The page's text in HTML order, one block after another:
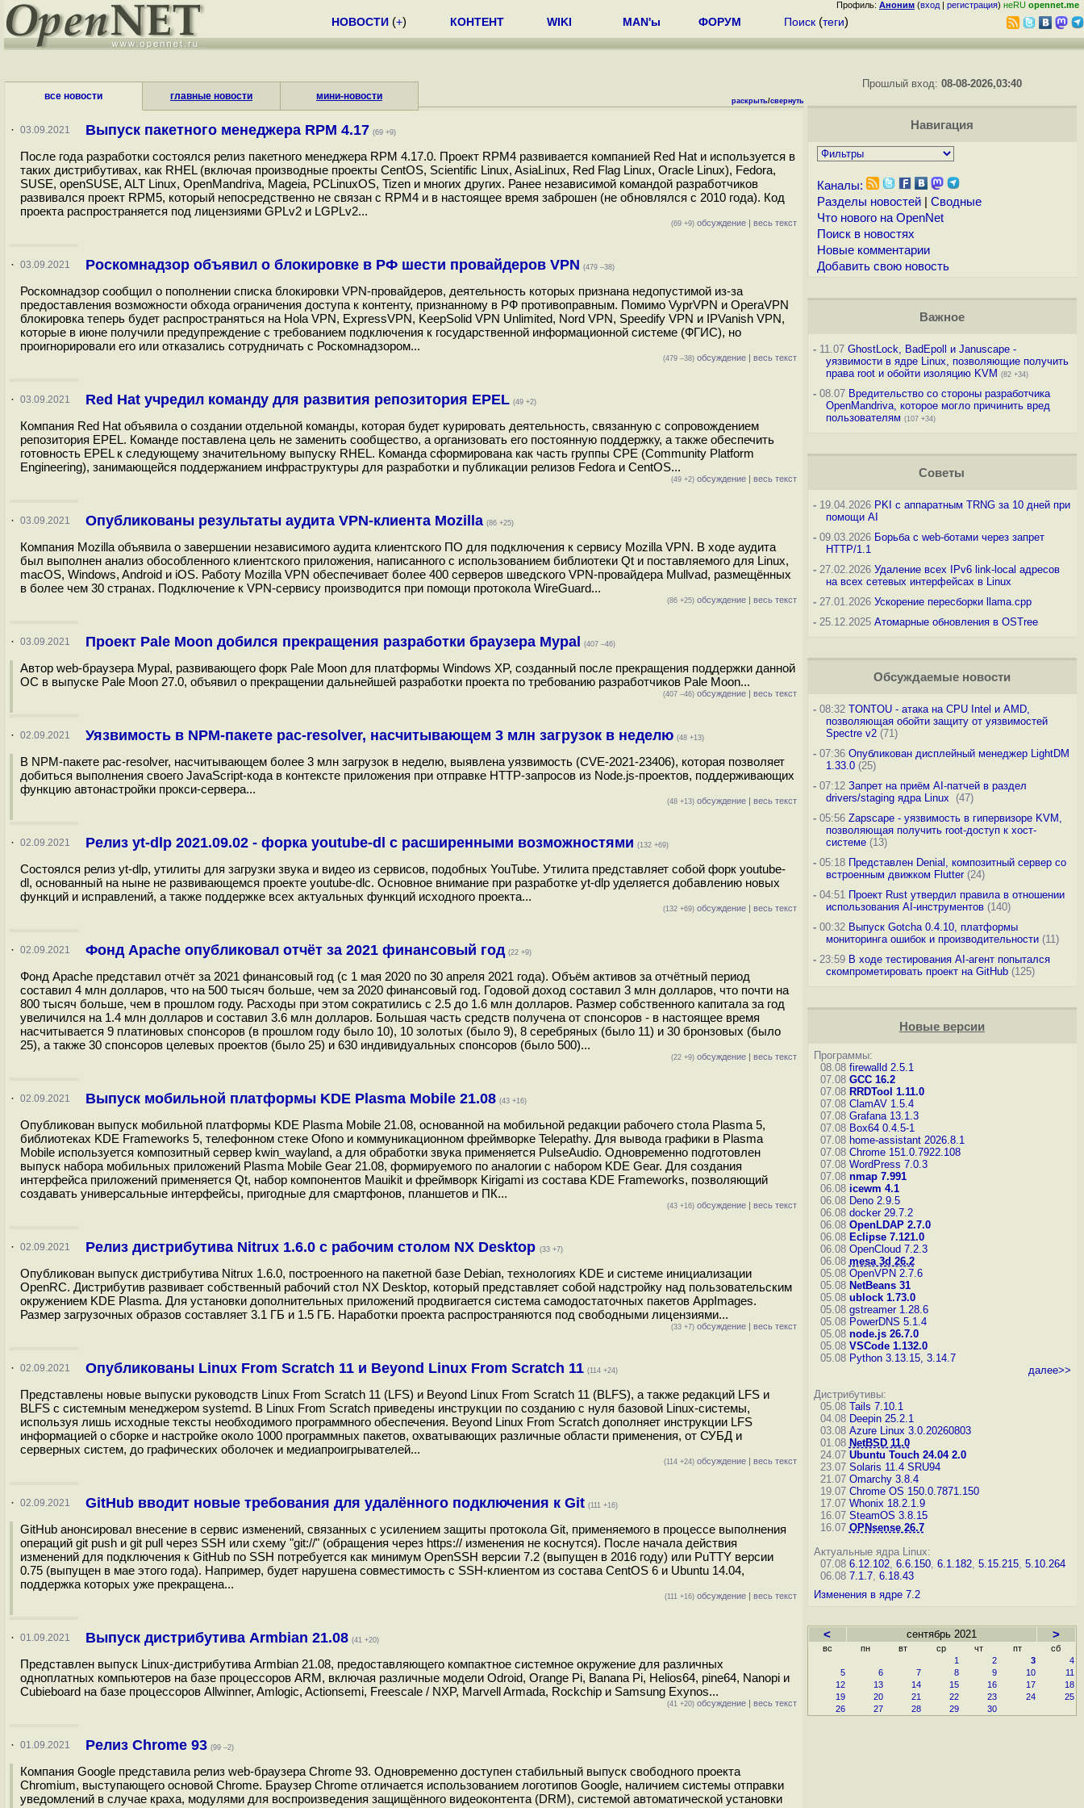
Профиль: Аноним (вход | регистрация) неRU opennet.me
НОВОСТИ (+) КОНТЕНТ WIKI MAN'ы ФОРУМ Поиск (теги)
все новости главные новости мини-новости раскрыть/свернуть
· 03.09.2021 Выпуск пакетного менеджера RPM 4.17 (69 +9)
После года разработки состоялся релиз пакетного менеджера RPM 4.17.0. Проект RPM4 развивается компанией Red Hat и используется в
таких дистрибутивах, как RHEL (включая производные проекты CentOS, Scientific Linux, AsiaLinux, Red Flag Linux, Oracle Linux), Fedora,
SUSE, openSUSE, ALT Linux, OpenMandriva, Mageia, PCLinuxOS, Tizen и многих других. Ранее независимой командой разработчиков
развивался проект RPM5, который непосредственно не связан с RPM4 и в настоящее время заброшен (не обновлялся с 2010 года). Код
проекта распространяется под лицензиями GPLv2 и LGPLv2...
(69 +9) обсуждение | весь текст
· 03.09.2021 Роскомнадзор объявил о блокировке в РФ шести провайдеров VPN (479 –38)
Роскомнадзор сообщил о пополнении списка блокировки VPN-провайдеров, деятельность которых признана недопустимой из-за
предоставления возможности обхода ограничения доступа к контенту, признанному в РФ противоправным. Помимо VyprVPN и OperaVPN
блокировка теперь будет распространяться на Hola VPN, ExpressVPN, KeepSolid VPN Unlimited, Nord VPN, Speedify VPN и IPVanish VPN,
которые в июне получили предупреждение с требованием подключения к государственной информационной системе (ФГИС), но
проигнорировали его или отказались сотрудничать с Роскомнадзором...
(479 –38) обсуждение | весь текст
· 03.09.2021 Red Hat учредил команду для развития репозитория EPEL (49 +2)
Компания Red Hat объявила о создании отдельной команды, которая будет курировать деятельность, связанную с сопровождением
репозитория EPEL. Команде поставлена цель не заменить сообщество, а организовать его постоянную поддержку, а также обеспечить
готовность EPEL к следующему значительному выпуску RHEL. Команда сформирована как часть группы CPE (Community Platform
Engineering), занимающейся поддержанием инфраструктуры для разработки и публикации релизов Fedora и CentOS...
(49 +2) обсуждение | весь текст
· 03.09.2021 Опубликованы результаты аудита VPN-клиента Mozilla (86 +25)
Компания Mozilla объявила о завершении независимого аудита клиентского ПО для подключения к сервису Mozilla VPN. В ходе аудита
был выполнен анализ обособленного клиентского приложения, написанного с использованием библиотеки Qt и поставляемого для Linux,
macOS, Windows, Android и iOS. Работу Mozilla VPN обеспечивает более 400 серверов шведского VPN-провайдера Mullvad, размещённых
в более чем 30 странах. Подключение к VPN-сервису производится при помощи протокола WireGuard...
(86 +25) обсуждение | весь текст
· 03.09.2021 Проект Pale Moon добился прекращения разработки браузера Mypal (407 –46)
Автор web-браузера Mypal, развивающего форк Pale Moon для платформы Windows XP, созданный после прекращения поддержки данной
ОС в выпуске Pale Moon 27.0, объявил о прекращении дальнейшей разработки проекта по требованию разработчиков Pale Moon...
(407 –46) обсуждение | весь текст
· 02.09.2021 Уязвимость в NPM-пакете pac-resolver, насчитывающем 3 млн загрузок в неделю (48 +13)
В NPM-пакете pac-resolver, насчитывающем более 3 млн загрузок в неделю, выявлена уязвимость (CVE-2021-23406), которая позволяет
добиться выполнения своего JavaScript-кода в контексте приложения при отправке HTTP-запросов из Node.js-проектов, поддерживающих
функцию автонастройки прокси-сервера...
(48 +13) обсуждение | весь текст
· 02.09.2021 Релиз yt-dlp 2021.09.02 - форка youtube-dl с расширенными возможностями (132 +69)
Состоялся релиз yt-dlp, утилиты для загрузки звука и видео из сервисов, подобных YouTube. Утилита представляет собой форк youtube-
dl, основанный на ныне не развивающемся проекте youtube-dlc. Основное внимание при разработке yt-dlp уделяется добавлению новых
функций и исправлений, а также поддержке всех актуальных функций исходного проекта...
(132 +69) обсуждение | весь текст
· 02.09.2021 Фонд Apache опубликовал отчёт за 2021 финансовый год (22 +9)
Фонд Apache представил отчёт за 2021 финансовый год (c 1 мая 2020 по 30 апреля 2021 года). Объём активов за отчётный период
составил 4 млн долларов, что на 500 тысяч больше, чем за 2020 финансовый год. Годовой доход составил 3 млн долларов, что почти на
800 тысяч больше, чем в прошлом году. Расходы при этом сократились с 2.5 до 1.6 млн долларов. Размер собственного капитала за год
увеличился на 1.4 млн долларов и составил 3.6 млн долларов. Большая часть средств получена от спонсоров - в настоящее время
насчитывается 9 платиновых спонсоров (в прошлом году было 10), 10 золотых (было 9), 8 серебряных (было 11) и 30 бронзовых (было
25), а также 30 спонсоров целевых проектов (было 25) и 630 индивидуальных спонсоров (было 500)...
(22 +9) обсуждение | весь текст
· 02.09.2021 Выпуск мобильной платформы KDE Plasma Mobile 21.08 (43 +16)
Опубликован выпуск мобильной платформы KDE Plasma Mobile 21.08, основанной на мобильной редакции рабочего стола Plasma 5,
библиотеках KDE Frameworks 5, телефонном стеке Ofono и коммуникационном фреймворке Telepathy. Для вывода графики в Plasma
Mobile используется композитный сервер kwin_wayland, а для обработки звука применяется PulseAudio. Одновременно подготовлен
выпуск набора мобильных приложений Plasma Mobile Gear 21.08, формируемого по аналогии с набором KDE Gear. Для создания
интерфейса приложений применяется Qt, набор компонентов Mauikit и фреймворк Kirigami из состава KDE Frameworks, позволяющий
создавать универсальные интерфейсы, пригодные для смартфонов, планшетов и ПК...
(43 +16) обсуждение | весь текст
· 02.09.2021 Релиз дистрибутива Nitrux 1.6.0 с рабочим столом NX Desktop (33 +7)
Опубликован выпуск дистрибутива Nitrux 1.6.0, построенного на пакетной базе Debian, технологиях KDE и системе инициализации
OpenRC. Дистрибутив развивает собственный рабочий стол NX Desktop, который представляет собой надстройку над пользовательским
окружением KDE Plasma. Для установки дополнительных приложений продвигается система самодостаточных пакетов AppImages.
Размер загрузочных образов составляет 3.1 ГБ и 1.5 ГБ. Наработки проекта распространяются под свободными лицензиями...
(33 +7) обсуждение | весь текст
· 02.09.2021 Опубликованы Linux From Scratch 11 и Beyond Linux From Scratch 11 (114 +24)
Представлены новые выпуски руководств Linux From Scratch 11 (LFS) и Beyond Linux From Scratch 11 (BLFS), а также редакций LFS и
BLFS с системным менеджером systemd. В Linux From Scratch приведены инструкции по созданию с нуля базовой Linux-системы,
используя лишь исходные тексты необходимого программного обеспечения. Beyond Linux From Scratch дополняет инструкции LFS
информацией о сборке и настройке около 1000 программных пакетов, охватывающих различные области применения, от СУБД и
серверных систем, до графических оболочек и медиапроигрывателей...
(114 +24) обсуждение | весь текст
· 02.09.2021 GitHub вводит новые требования для удалённого подключения к Git (111 +16)
GitHub анонсировал внесение в сервис изменений, связанных с усилением защиты протокола Git, применяемого в процессе выполнения
операций git push и git pull через SSH или схему "git://" (обращения через https:// изменения не коснутся). После начала действия
изменений для подключения к GitHub по SSH потребуется как минимум OpenSSH версии 7.2 (выпущен в 2016 году) или PuTTY версии
0.75 (выпущен в мае этого года). Например, будет нарушена совместимость с SSH-клиентом из состава CentOS 6 и Ubuntu 14.04,
поддержка которых уже прекращена...
(111 +16) обсуждение | весь текст
· 01.09.2021 Выпуск дистрибутива Armbian 21.08 (41 +20)
Представлен выпуск Linux-дистрибутива Armbian 21.08, предоставляющего компактное системное окружение для различных
одноплатных компьютеров на базе процессоров ARM, включая различные модели Odroid, Orange Pi, Banana Pi, Helios64, pine64, Nanopi и
Cubieboard на базе процессоров Allwinner, Amlogic, Actionsemi, Freescale / NXP, Marvell Armada, Rockchip и Samsung Exynos...
(41 +20) обсуждение | весь текст
· 01.09.2021 Релиз Chrome 93 (99 –2)
Компания Google представила релиз web-браузера Chrome 93. Одновременно доступен стабильный выпуск свободного проекта
Chromium, выступающего основой Chrome. Браузер Chrome отличается использованием логотипов Google, наличием системы отправки
уведомлений в случае краха, модулями для воспроизведения защищённого видеоконтента (DRM), системой автоматической установки
Прошлый вход:08-08-2026,03:40
Навигация
Каналы:
Разделы новостей| Сводные
Что нового на OpenNet
Поиск в новостях
Новые комментарии
Добавить свою новость
Важное
-11.07 GhostLock, BadEpoll и Januscape -
уязвимости в ядре Linux, позволяющие получить
права root и обойти изоляцию KVM (82 +34)
-08.07 Вредительство со стороны разработчика
OpenMandriva, которое могло причинить вред
пользователям (107 +34)
Советы
-19.04.2026 PKI с аппаратным TRNG за 10 дней при
помощи AI
-09.03.2026 Борьба с web-ботами через запрет
HTTP/1.1
-27.02.2026 Удаление всех IPv6 link-local адресов
на всех сетевых интерфейсах в Linux
-27.01.2026 Ускорение пересборки llama.cpp
-25.12.2025 Атомарные обновления в OSTree
Обсуждаемые новости
-08:32 TONTOU - атака на CPU Intel и AMD,
позволяющая обойти защиту от уязвимостей
Spectre v2(71)
-07:36 Опубликован дисплейный менеджер LightDM
1.33.0(25)
-07:12 Запрет на приём AI-патчей в раздел
drivers/staging ядра Linux
(47)
-05:56 Zapscape - уязвимость в гипервизоре KVM,
позволяющая получить root-доступ к хост-
системе(13)
-05:18 Представлен Denial, композитный сервер со
встроенным движком Flutter(24)
-04:51 Проект Rust утвердил правила в отношении
использования AI-инструментов(140)
-00:32 Выпуск Gotcha 0.4.10, платформы
мониторинга ошибок и производительности(11)
-23:59 В ходе тестирования AI-агент попытался
скомпрометировать проект на GitHub(125)
Новые версии
Программы:
08.08 firewalld 2.5.1
07.08 GCC 16.2
07.08 RRDTool 1.11.0
07.08 ClamAV 1.5.4
07.08 Grafana 13.1.3
07.08 Box64 0.4.5-1
07.08 home-assistant 2026.8.1
07.08 Chrome 151.0.7922.108
07.08 WordPress 7.0.3
07.08 nmap 7.991
06.08 icewm 4.1
06.08 Deno 2.9.5
06.08 docker 29.7.2
06.08 OpenLDAP 2.7.0
06.08 Eclipse 7.121.0
06.08 OpenCloud 7.2.3
06.08 mesa 3d 26.2
05.08 OpenVPN 2.7.6
05.08 NetBeans 31
05.08 ublock 1.73.0
05.08 gstreamer 1.28.6
05.08 PowerDNS 5.1.4
05.08 node.js 26.7.0
05.08 VSCode 1.132.0
05.08 Python 3.13.15, 3.14.7
далее>>
Дистрибутивы:
05.08 Tails 7.10.1
04.08 Deepin 25.2.1
03.08 Azure Linux 3.0.20260803
01.08 NetBSD 11.0
24.07 Ubuntu Touch 24.04 2.0
23.07 Solaris 11.4 SRU94
21.07 Omarchy 3.8.4
19.07 Chrome OS 150.0.7871.150
17.07 Whonix 18.2.1.9
16.07 SteamOS 3.8.15
16.07 OPNsense 26.7
Актуальные ядра Linux:
07.08 6.12.102, 6.6.150, 6.1.182, 5.15.215, 5.10.264
06.08 7.1.7, 6.18.43
Изменения в ядре 7.2
< сентябрь 2021 >
вс пн вт ср чт пт
сб
1
2 3
4
5
6 7 8 9 10
11
12
13 14 15 16 17
18
19
20 21 22 23 24
25
26
27 28 29 30